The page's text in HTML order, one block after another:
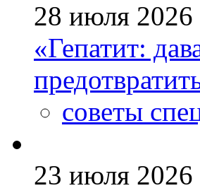
28 июля 2026
«Гепатит:
советы
23 июля 2026